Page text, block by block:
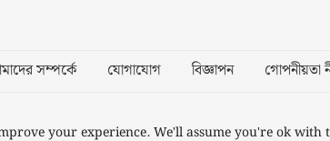
সম্পর্কে যোগাযোগ বিজ্ঞাপন গোপনীয়তা
your experience. We'll assume you're ok